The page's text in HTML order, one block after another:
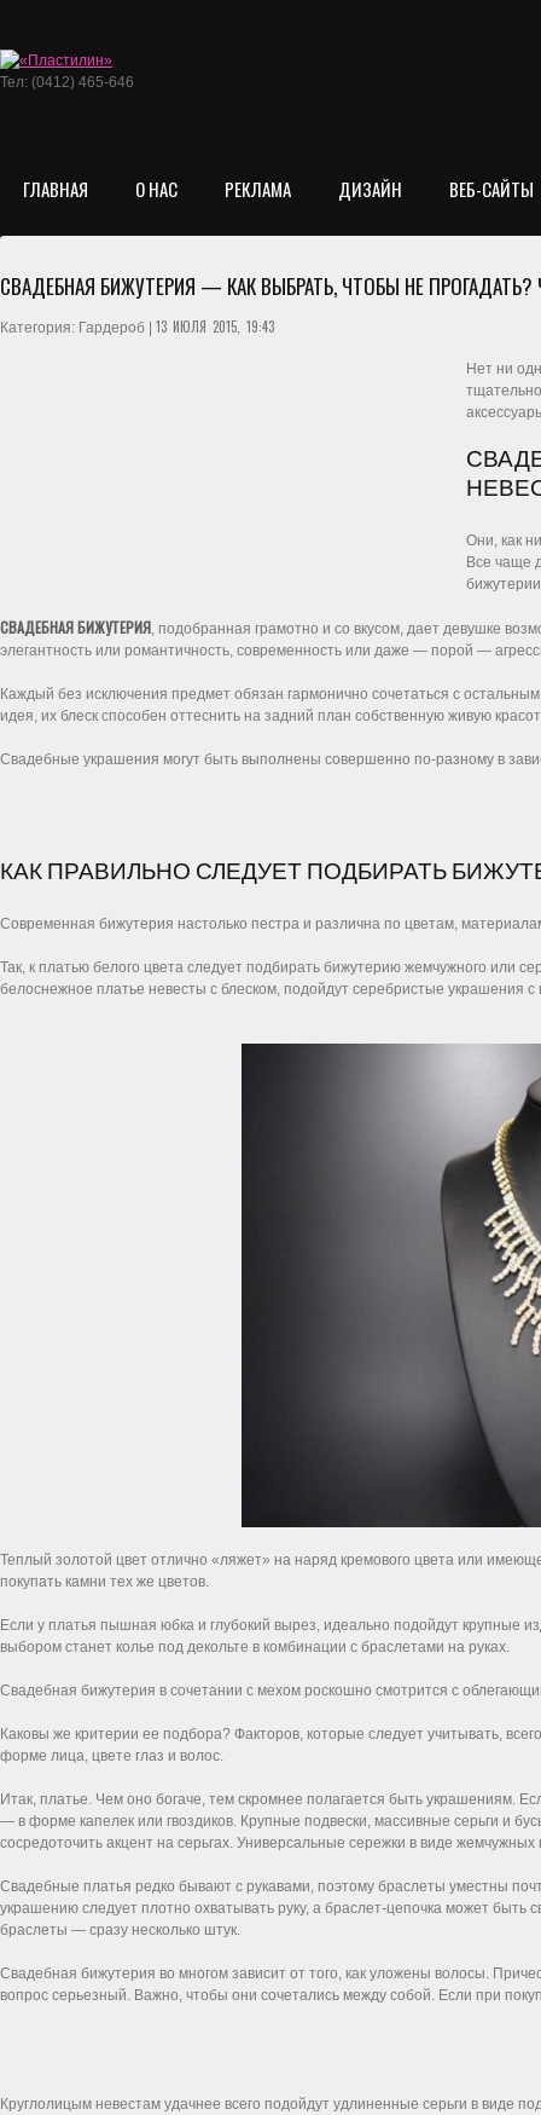
Тел: (0412) 465-646
ГЛАВНАЯ О НАС РЕКЛАМА ДИЗАЙН ВЕБ-САЙТЫ
СВАДЕБНАЯ БИЖУТЕРИЯ — КАК ВЫБРАТЬ, ЧТОБЫ НЕ ПРОГАДАТЬ?
Категория: Гардероб | 13 ИЮЛЯ 2015, 19:43
Нет ни
Они, как
Все чаще
СВАДЕБНАЯ БИЖУТЕРИЯ, подобранная грамотно и со вкусом, дает девушке
элегантность или романтичность, современность или даже — порой —
Каждый без исключения предмет обязан гармонично сочетаться с
идея, их блеск способен оттеснить на задний план собственную живую
Свадебные украшения могут быть выполнены совершенно по-разному в
КАК ПРАВИЛЬНО СЛЕДУЕТ ПОДБИРАТЬ
Современная бижутерия настолько пестра и различна по цветам,
Так, к платью белого цвета следует подбирать бижутерию жемчужного или
белоснежное платье невесты с блеском, подойдут серебристые украшения
Теплый золотой цвет отлично «ляжет» на наряд кремового цвета или
покупать камни тех же цветов.
Если у платья пышная юбка и глубокий вырез, идеально подойдут крупные
выбором станет колье под декольте в комбинации с браслетами на руках.
Свадебная бижутерия в сочетании с мехом роскошно смотрится с
Каковы же критерии ее подбора? Факторов, которые следует учитывать,
форме лица, цвете глаз и волос.
Итак, платье. Чем оно богаче, тем скромнее полагается быть украшениям.
— в форме капелек или гвоздиков. Крупные подвески, массивные серьги и
сосредоточить акцент на серьгах. Универсальные сережки в виде
Свадебные платья редко бывают с рукавами, поэтому браслеты уместны
украшению следует плотно охватывать руку, а браслет-цепочка может быть
браслеты — сразу несколько штук.
Свадебная бижутерия во многом зависит от того, как уложены волосы.
вопрос серьезный. Важно, чтобы они сочетались между собой. Если при
Круглолицым невестам удачнее всего подойдут удлиненные серьги в виде